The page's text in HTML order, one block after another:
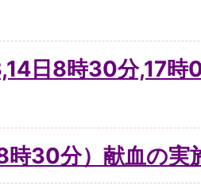
日8時30分,17
時30分）献血の実